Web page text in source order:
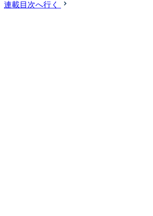
連載目次へ行く